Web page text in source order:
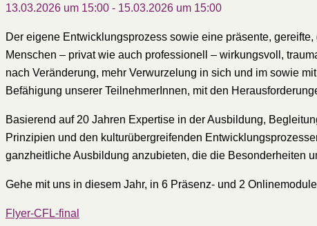
13.03.2026 um 15:00 - 15.03.2026 um 15:00
Der eigene Entwicklungsprozess sowie eine präsente,
Menschen – privat wie auch professionell – wirkungsvoll,
nach Veränderung, mehr Verwurzelung in sich und im sowie
Befähigung unserer TeilnehmerInnen, mit den
Basierend auf 20 Jahren Expertise in der Ausbildung,
Prinzipien und den kulturübergreifenden
ganzheitliche Ausbildung anzubieten, die die Besonderheiten
Gehe mit uns in diesem Jahr, in 6 Präsenz- und 2
Flyer-CFL-final